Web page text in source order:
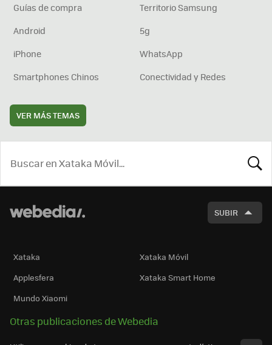
Guías de compra
Territorio Samsung
Android
5g
iPhone
WhatsApp
Smartphones Chinos
Conectividad y Redes
VER MÁS TEMAS
SUBIR
Xataka
Xataka Móvil
Applesfera
Xataka Smart Home
Mundo Xiaomi
Otras publicaciones de Webedia